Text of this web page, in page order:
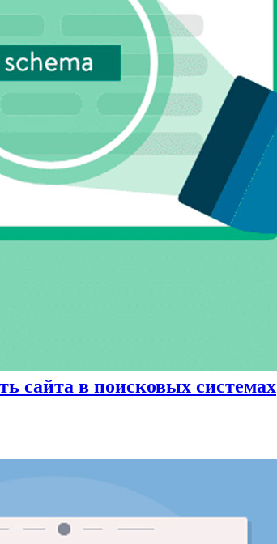
сайта в поисковых системах